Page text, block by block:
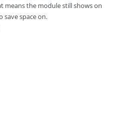
means the module still shows on
save space on.